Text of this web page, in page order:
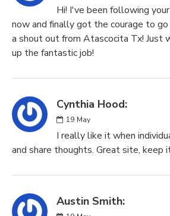
Hi! I've been following
now and finally got the courage to go
a shout out from Atascocita Tx! Just
up the fantastic job!
Cynthia Hood:
19 May
I really like it when
and share thoughts. Great site, keep
Austin Smith: